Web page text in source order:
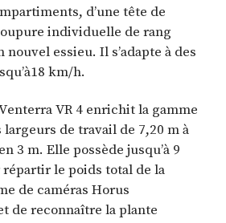
d’une tête de
individuelle de rang
essieu. Il s’adapte à des
km/h.
VR 4 enrichit la gamme
largeurs de travail de 7,20 m à
3 m. Elle possède jusqu’à 9
répartir le poids total de la
de caméras Horus
de reconnaître la plante